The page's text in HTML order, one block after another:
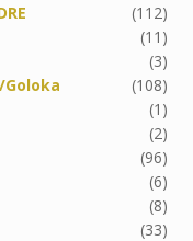
(112)
(11)
(3)
(108)
(1)
(2)
(96)
(6)
(8)
(33)